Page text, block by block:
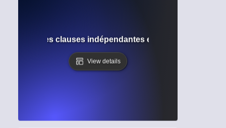
les clauses indépendantes et dépendantes
View details